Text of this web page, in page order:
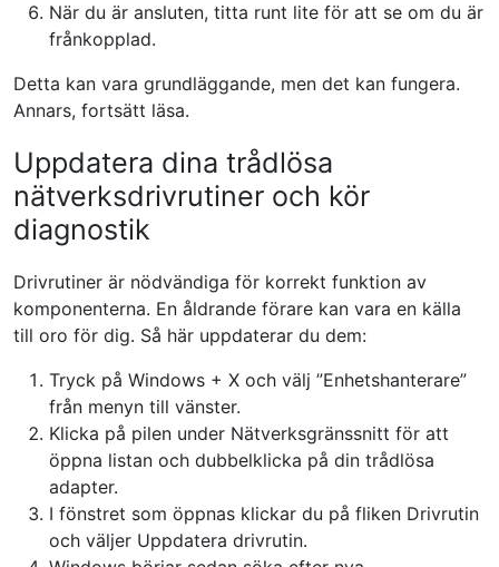
När du är ansluten, titta runt lite för att se om du är
frånkopplad.
Detta kan vara grundläggande, men det kan fungera.
Annars, fortsätt läsa.
Uppdatera dina trådlösa
nätverksdrivrutiner och kör
diagnostik
Drivrutiner är nödvändiga för korrekt funktion av
komponenterna. En åldrande förare kan vara en källa
till oro för dig. Så här uppdaterar du dem:
Tryck på Windows + X och välj ”Enhetshanterare”
från menyn till vänster.
Klicka på pilen under Nätverksgränssnitt för att
öppna listan och dubbelklicka på din trådlösa
adapter.
I fönstret som öppnas klickar du på fliken Drivrutin
och väljer Uppdatera drivrutin.